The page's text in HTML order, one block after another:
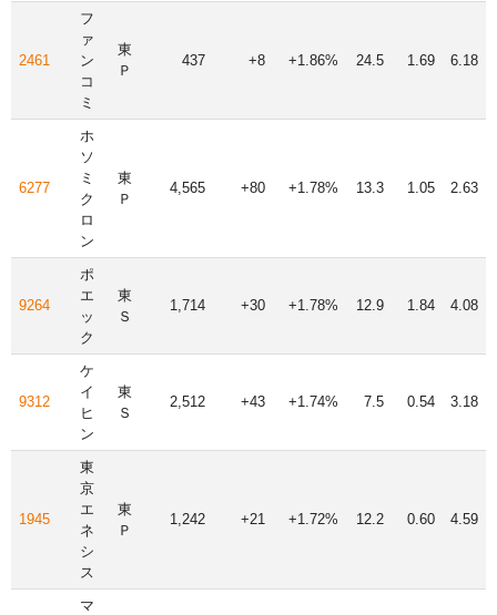
2461
フ
ァ
ン
コ
ミ
東
Ｐ
437 +8 +1.86% 24.5 1.69 6.18
6277
ホ
ソ
ミ
ク
ロ
ン
東
Ｐ
4,565 +80 +1.78% 13.3 1.05 2.63
9264
ポ
エ
ッ
ク
東
Ｓ
1,714 +30 +1.78% 12.9 1.84 4.08
9312
ケ
イ
ヒ
ン
東
Ｓ
2,512 +43 +1.74% 7.5 0.54 3.18
1945
東
京
エ
ネ
シ
ス
東
Ｐ
1,242 +21 +1.72% 12.2 0.60 4.59
マ